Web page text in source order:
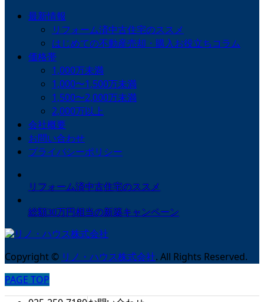
最新情報
リフォーム済中古住宅のススメ
はじめての不動産売却・購入お役立ちコラム
価格帯
1,000万未満
1,000〜1,500万未満
1,500〜2,000万未満
2,000万以上
会社概要
お問い合わせ
プライバシーポリシー
リフォーム済中古住宅のススメ
総額30万円相当の新築キャンペーン
Copyright © リノ・ハウス株式会社. All Rights Reserved.
PAGE TOP